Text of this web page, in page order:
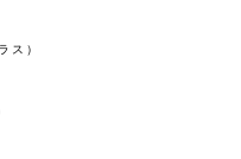
ス）